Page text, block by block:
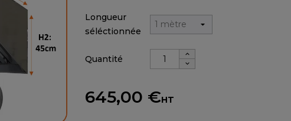
Longueur
séléctionnée
Quantité
645,00 €HT